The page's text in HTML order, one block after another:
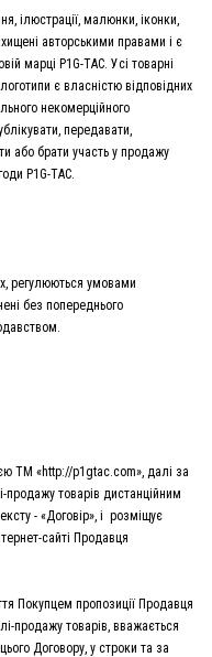
ілюстрації, малюнки, іконки,
авторськими правами і є
марці P1G-TAC. Усі товарні
є власністю відповідних
некомерційного
передавати,
або брати участь у продажу
P1G-TAC.
регулюються умовами
без попереднього
ТМ «http://p1gtac.com», далі за
продажу товарів дистанційним
- «Договір», і розміщує
сайті Продавця
Покупцем пропозиції Продавця
продажу товарів, вважається
Договору, у строки та за